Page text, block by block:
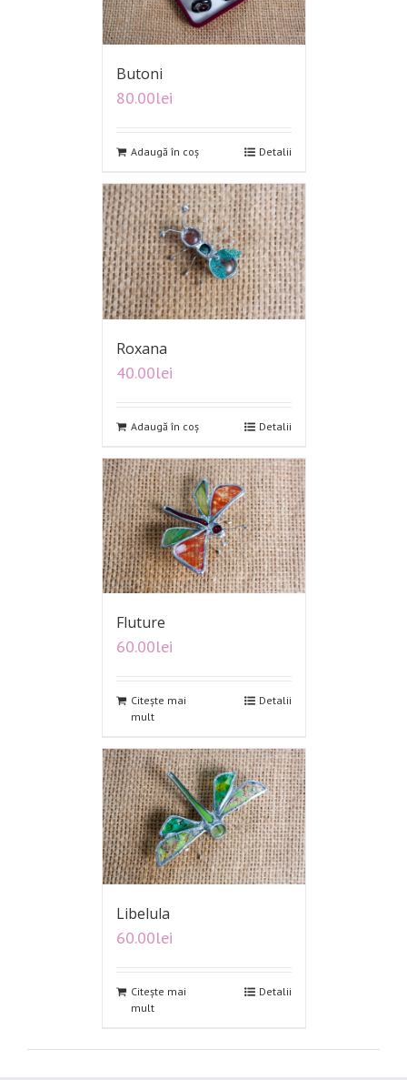
Butoni
80.00lei
Adaugă în coș Detalii
Roxana
40.00lei
Adaugă în coș Detalii
Fluture
60.00lei
Citește mai
mult
Detalii
Libelula
60.00lei
Citește mai
mult
Detalii